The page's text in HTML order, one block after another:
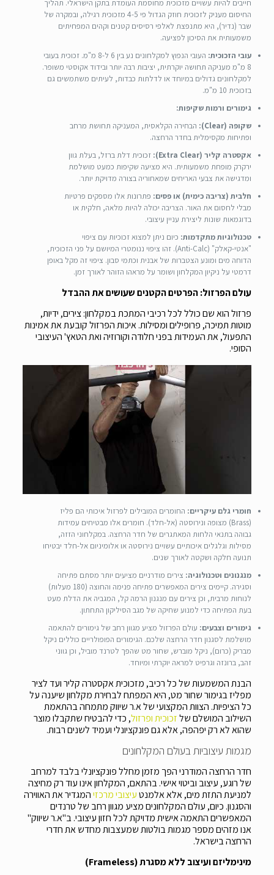
חייבים להיות עשויים מזכוכית מחוסמת העומדת בתקן הישראלי. תהליך
החיסום מעניק לזכוכית חוזק הגדול פי 4-5 מזכוכית רגילה, ובמקרה של
שבר (נדיר), היא מתנפצת לאלפי רסיסים קטנים וקהים המפחיתים
משמעותית את הסיכון לפציעה.
עובי הזכוכית:
העובי הנפוץ למקלחונים נע בין 6 ל-8 מ"מ. זכוכית בעובי
8 מ"מ מעניקה תחושה יוקרתית, יציבות רבה יותר ובידוד אקוסטי משופר.
למקלחונים גדולים במיוחד או לדלתות כבדות, לעיתים משתמשים גם
בזכוכית 10 מ"מ.
גימורים ורמות שקיפות:
שקופה (Clear):
הבחירה הקלאסית, המעניקה תחושת מרחב
ופתיחות מקסימלית בחדר הרחצה.
אקסטרה קליר (Extra Clear):
זכוכית דלת ברזל, בעלת גוון
ירקרק מופחת משמעותית. היא מציעה שקיפות כמעט מושלמת
ומדגישה את צבעי האריחים שמאחוריה בצורה מדויקת יותר.
חלבית (צריבה כימית) או פסים: פתרונות אלו מספקים פרטיות
מבלי לחסום את האור. הצריבה יכולה להיות מלאה, חלקית או
בדוגמאות שונות ליצירת עניין עיצובי.
טכנולוגיות מתקדמות: כיום ניתן למצוא זכוכיות עם ציפוי
"אנטי-קאלק" (Anti-Calc). זהו ציפוי ננומטרי המיושם על פני הזכוכית,
הדוחה מים ומונע הצטברות של אבנית וכתמי סבון. ציפוי זה מקל באופן
דרמטי על ניקיון המקלחון ושומר על מראהו הזוהר לאורך זמן.
עולם הפרזול: הפרטים הקטנים שעושים את ההבדל
פרזול הוא שם כולל לכל רכיבי המתכת במקלחון: צירים, ידיות,
מוטות תמיכה, פרופילים ומסילות. איכות הפרזול קובעת את אמינות
התפעול, את העמידות בפני חלודה וקורוזיה ואת הטאץ' העיצובי
הסופי.
חומרי גלם עיקריים: החומרים המובילים לפרזול איכותי הם פליז
(Brass) מצופה ונירוסטה (אל-חלד). חומרים אלו מבטיחים עמידות
גבוהה בתנאי הלחות המאתגרים של חדר הרחצה. במקלחוני הזזה,
מסילות וגלגלים איכותיים עשויים נירוסטה או אלומיניום אל-חלד יבטיחו
תנועה חלקה ושקטה לאורך שנים.
מנגנונים וטכנולוגיה: צירים מודרניים מציעים יותר מסתם פתיחה
וסגירה. קיימים צירים המאפשרים פתיחה פנימה והחוצה (180 מעלות)
לנוחות מרבית, וכן צירים עם מנגנון הרמה קל, המגביה את הדלת מעט
בעת הפתיחה כדי למנוע שחיקה של מגב הסיליקון התחתון.
גימורים וצבעים: עולם הפרזול מציע מגוון רחב של גימורים להתאמה
מושלמת לסגנון חדר הרחצה שלכם. הגימורים הפופולריים כוללים ניקל
מבריק (כרום), ניקל מוברש, שחור מט שהפך לטרנד מוביל, וכן גווני
זהב, ברונזה וגרפיט למראה יוקרתי ומיוחד.
הבנת המשמעות של כל רכיב, מזכוכית אקסטרה קליר ועד לציר
מפליז בגימור שחור מט, היא המפתח לבחירת מקלחון שיענה על
כל הציפיות. הצוות המקצועי של א.ר שיווק מתמחה בהתאמת
השילוב המושלם שלזכוכית ופרזול, כדי להבטיח שתקבלו מוצר
שהוא לא רק יפהפה, אלא גם פונקציונלי ועמיד לשנים רבות.
מגמות עיצוביות בעולם המקלחונים
חדר הרחצה המודרני הפך מזמן מחלל פונקציונלי בלבד למרחב
של רוגע, עיצוב וביטוי אישי. בהתאם, המקלחון אינו עוד רק מחיצה
למניעת התזת מים, אלא אלמנטעיצובי מרכזיהמגדיר את האווירה
והסגנון. כיום, עולם המקלחונים מציע מגוון רחב של טרנדים
המאפשרים התאמה אישית מדויקת לכל חזון עיצובי. ב"א.ר שיווק"
אנו מזהים מספר מגמות בולטות שמעצבות מחדש את חדרי
הרחצה בישראל.
מינימליזם ועיצוב ללא מסגרת (Frameless)